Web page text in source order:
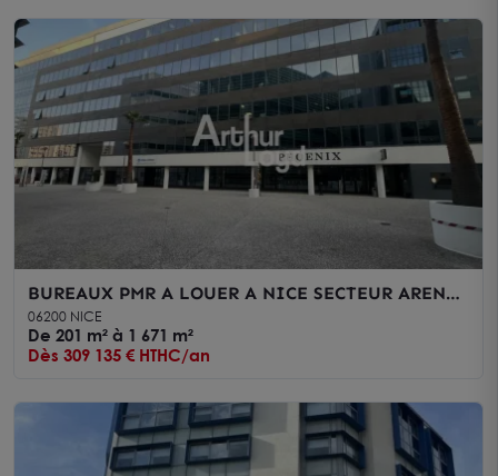
BUREAUX PMR A LOUER A NICE SECTEUR ARENAS
AVEC PARKING
06200 NICE
De 201 m² à 1 671 m²
Dès 309 135 € HTHC/an